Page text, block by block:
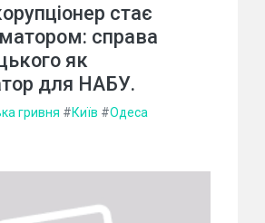
стає
справа
як
для НАБУ.
гривня #Київ #Одеса